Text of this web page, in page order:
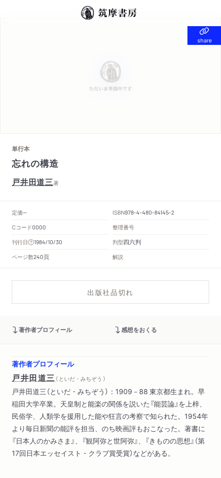
share
share
単行本
忘れの構造
戸井田道三著
定価-- ISBN978-4-480-84145-2
Cコード0000
整理番号
刊行日
1984/10/30 判型四六判
ページ数240頁 解説
出版社品切れ
著作者プロフィール 感想をおくる
著作者プロフィール
戸井田道三 （ といだ・みちぞう ）
戸井田道三（といだ・みちぞう）：1909－88 東京都生まれ。早
稲田大学卒業。天皇制と能楽の関係を説いた『能芸論』を上梓、
民俗学、人類学を援用した能や狂言の考察で知られた。1954年
より毎日新聞の能評を担当、のち映画評もおこなった。著書に
『日本人のかみさま』、『観阿弥と世阿弥』、『きものの思想』（第
17回日本エッセイスト・クラブ賞受賞）などがある。